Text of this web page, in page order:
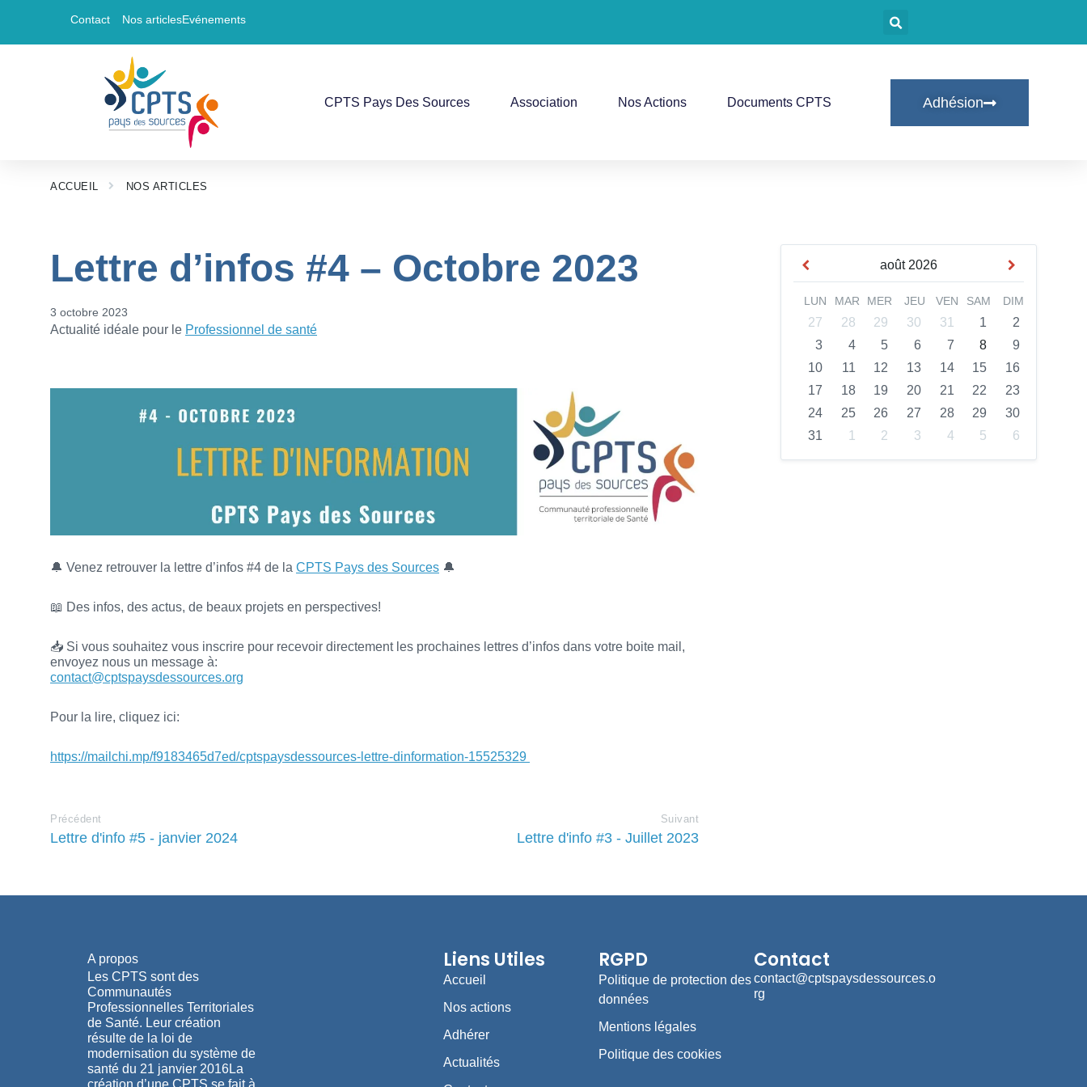
Contact Nos articlesEvénements
CPTS Pays Des Sources Association Nos Actions Documents CPTS Adhésion
ACCUEIL NOS ARTICLES
Lettre d’infos #4 – Octobre 2023
3 octobre 2023
Actualité idéale pour le Professionnel de santé
🔔 Venez retrouver la lettre d’infos #4 de la CPTS Pays des Sources 🔔
📖 Des infos, des actus, de beaux projets en perspectives!
📥 Si vous souhaitez vous inscrire pour recevoir directement les prochaines lettres d’infos dans votre boite mail,
envoyez nous un message à:
contact@cptspaysdessources.org
Pour la lire, cliquez ici:
https://mailchi.mp/f9183465d7ed/cptspaysdessources-lettre-dinformation-15525329
Précédent
Lettre d'info #5 - janvier 2024
Suivant
Lettre d'info #3 - Juillet 2023
août 2026
LUN MAR MER JEU VEN SAM DIM
27 28 29 30 31 1
2
3
4 5 6 7 8
9
10
11 12 13 14 15
16
17
18 19 20 21 22
23
24
25 26 27 28 29
30
31
1 2 3 4 5 6
A propos
Les CPTS sont des
Communautés
Professionnelles Territoriales
de Santé. Leur création
résulte de la loi de
modernisation du système de
santé du 21 janvier 2016La
Liens Utiles
Accueil
Nos actions
Adhérer
Actualités
RGPD
Politique de protection des
données
Mentions légales
Politique des cookies
Contact
contact@cptspaysdessources.o
rg